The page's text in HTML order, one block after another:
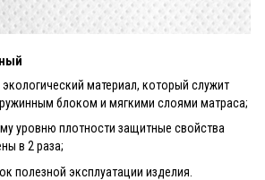
материал, который служит
блоком и мягкими слоями матраса;
уровню плотности защитные свойства
в 2 раза;
полезной эксплуатации изделия.